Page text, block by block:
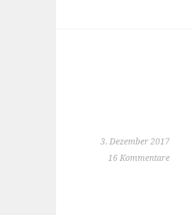
3. Dezember 2017
16 Kommentare